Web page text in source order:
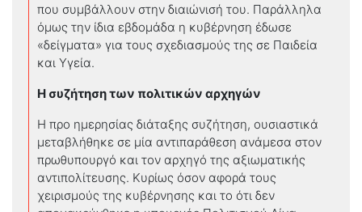
που συμβάλλουν στην διαιώνισή του. Παράλληλα
όμως την ίδια εβδομάδα η κυβέρνηση έδωσε
«δείγματα» για τους σχεδιασμούς της σε Παιδεία
και Υγεία.
Η συζήτηση των πολιτικών αρχηγών
Η προ ημερησίας διάταξης συζήτηση, ουσιαστικά
μεταβλήθηκε σε μία αντιπαράθεση ανάμεσα στον
πρωθυπουργό και τον αρχηγό της αξιωματικής
αντιπολίτευσης. Κυρίως όσον αφορά τους
χειρισμούς της κυβέρνησης και το ότι δεν